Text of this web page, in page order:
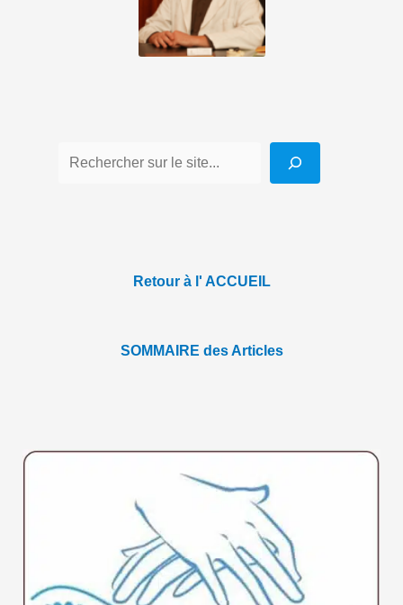
Retour à l' ACCUEIL
SOMMAIRE des Articles